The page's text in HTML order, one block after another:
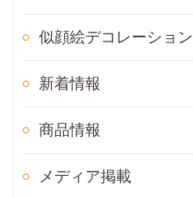
似顔絵デコレーション
新着情報
商品情報
メディア掲載